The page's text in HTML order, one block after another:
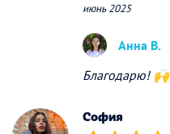
июнь 2025
Анна В.
Благодарю! 🙌
София